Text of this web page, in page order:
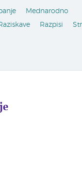
Mednarodno
Razpisi